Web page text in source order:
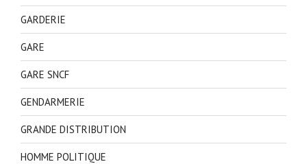
GARDERIE
GARE
GARE SNCF
GENDARMERIE
GRANDE DISTRIBUTION
HOMME POLITIQUE